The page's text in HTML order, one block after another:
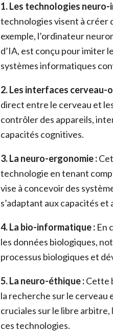
1. Les technologies neuro-
technologies visent à créer
exemple, l’ordinateur
d’IA, est conçu pour imiter
systèmes informatiques
2. Les interfaces cerveau-
direct entre le cerveau et
contrôler des appareils,
capacités cognitives.
3. La neuro-ergonomie :
technologie en tenant
vise à concevoir des
s’adaptant aux capacités et
4. La bio-informatique : En
les données biologiques,
processus biologiques et
5. La neuro-éthique :Cette
la recherche sur le cerveau
cruciales sur le libre
ces technologies.